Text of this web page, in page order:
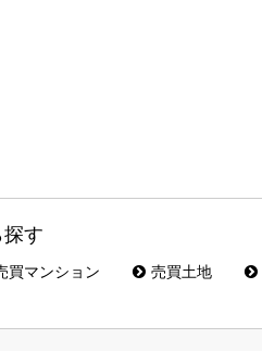
す
買マンション 売買土地